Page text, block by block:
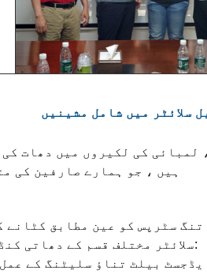
سلائٹر میں شامل مشینیں
لمبائی کی لکیروں میں دھات
ہیں ، جو ہمارے صارفین کی
سٹرپس کو عین مطابق
سلائٹر مختلف قسم کے دھاتی کنڈلی سلیٹنگ مشین کی قسم پیش کرتا ہے ، جن میں:
بیلٹ تناؤ سلیٹنگ کے